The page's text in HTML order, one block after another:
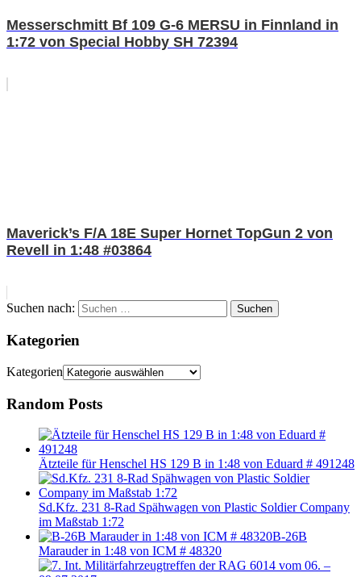
Messerschmitt Bf 109 G-6 MERSU in Finnland in
1:72 von Special Hobby SH 72394
Maverick’s F/A 18E Super Hornet TopGun 2 von
Revell in 1:48 #03864
Suchen nach: Suchen
Kategorien
Kategorien
Random Posts
Ätzteile für Henschel HS 129 B in 1:48 von Eduard # 491248
Sd.Kfz. 231 8-Rad Spähwagen von Plastic Soldier Company
im Maßstab 1:72
B-26B
Marauder in 1:48 von ICM # 48320